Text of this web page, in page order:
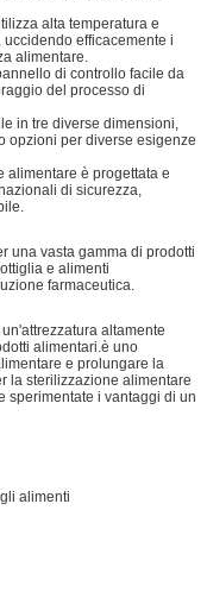
alta temperatura e
efficacemente i
alimentare.
di controllo facile da
del processo di
in tre diverse dimensioni,
opzioni per diverse esigenze
alimentare è progettata e
di sicurezza,
una vasta gamma di prodotti
e alimenti
farmaceutica.
altamente
alimentari.è uno
e prolungare la
la sterilizzazione alimentare
sperimentate i vantaggi di un
alimenti